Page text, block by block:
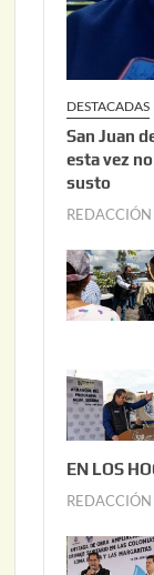
DESTACADAS
San Juan
esta vez
susto
REDACCIÓN
EN LOS
REDACCIÓN